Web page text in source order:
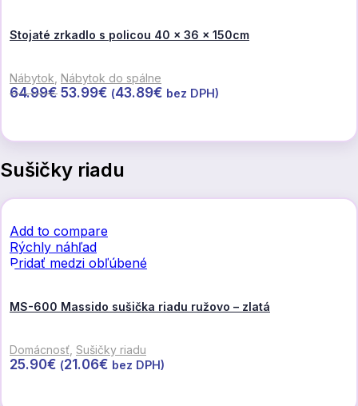
Stojaté zrkadlo s policou 40 x 36 x 150cm
Nábytok Nábytok do spálne
64.99€ Pôvodná
64.99€.
53.99€ Aktuálna
53.99€.
(43.89€ bez DPH)
Sušičky riadu
Add to compare
Rýchly náhľad
Pridať medzi obľúbené
MS-600 Massido sušička riadu ružovo – zlatá
Domácnosť Sušičky riadu
25.90€ (21.06€ bez DPH)